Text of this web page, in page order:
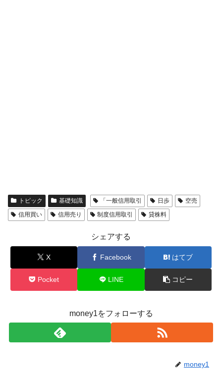
トピック 基礎知識 「一般信用取引 日歩
空売
信用買い
信用売り 制度信用取引 貸株料
シェアする
X Facebook はてブ
Pocket LINE コピー
money1をフォローする
money1